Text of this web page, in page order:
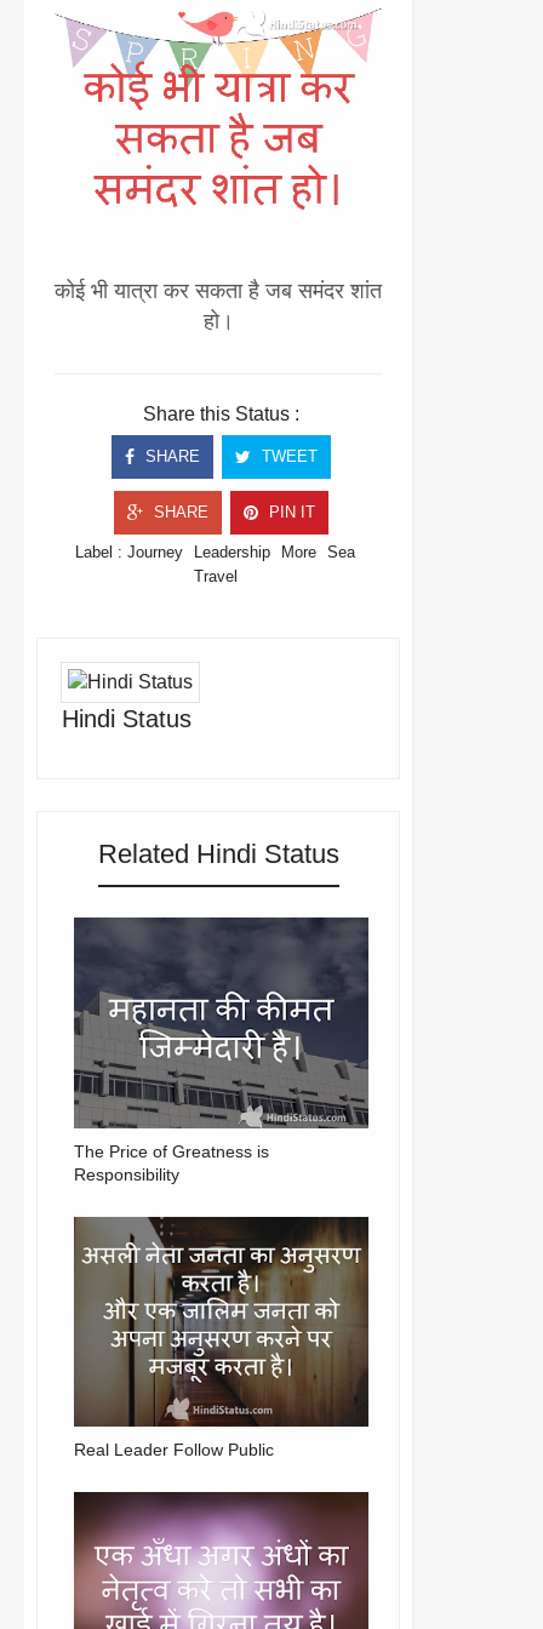
कोई भी यात्रा कर सकता है जब समंदर शांत
हो।
Share this Status :
SHARE TWEET
SHARE PIN IT
Label : Journey Leadership More Sea
Travel
Hindi Status
Related Hindi Status
The Price of Greatness is
Responsibility
Real Leader Follow Public